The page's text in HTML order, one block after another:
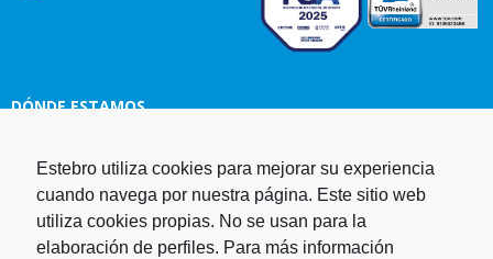
DÓNDE ESTAMOS
Estampaciones EBRO, S.L.
Polg. Ind. Malpica-Alfindén C/H
naves 10, 12, 14 y 5 50171 La
Puebla de Alfindén Zaragoza,
Estebro utiliza cookies para mejorar su experiencia
cuando navega por nuestra página. Este sitio web
utiliza cookies propias. No se usan para la
elaboración de perfiles. Para más información